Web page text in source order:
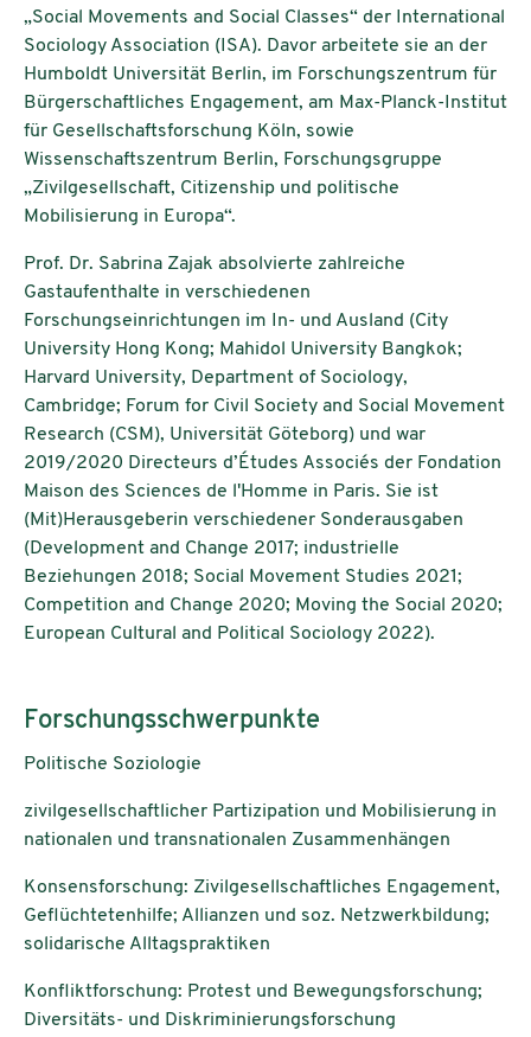
„Social Movements and Social Classes“ der International
Sociology Association (ISA). Davor arbeitete sie an der
Humboldt Universität Berlin, im Forschungszentrum für
Bürgerschaftliches Engagement, am Max-Planck-Institut
für Gesellschaftsforschung Köln, sowie
Wissenschaftszentrum Berlin, Forschungsgruppe
„Zivilgesellschaft, Citizenship und politische
Mobilisierung in Europa“.
Prof. Dr. Sabrina Zajak absolvierte zahlreiche
Gastaufenthalte in verschiedenen
Forschungseinrichtungen im In- und Ausland (City
University Hong Kong; Mahidol University Bangkok;
Harvard University, Department of Sociology,
Cambridge; Forum for Civil Society and Social Movement
Research (CSM), Universität Göteborg) und war
2019/2020 Directeurs d’Études Associés der Fondation
Maison des Sciences de l'Homme in Paris. Sie ist
(Mit)Herausgeberin verschiedener Sonderausgaben
(Development and Change 2017; industrielle
Beziehungen 2018; Social Movement Studies 2021;
Competition and Change 2020; Moving the Social 2020;
European Cultural and Political Sociology 2022).
Forschungsschwerpunkte
Politische Soziologie
zivilgesellschaftlicher Partizipation und Mobilisierung in
nationalen und transnationalen Zusammenhängen
Konsensforschung: Zivilgesellschaftliches Engagement,
Geflüchtetenhilfe; Allianzen und soz. Netzwerkbildung;
solidarische Alltagspraktiken
Konfliktforschung: Protest und Bewegungsforschung;
Diversitäts- und Diskriminierungsforschung